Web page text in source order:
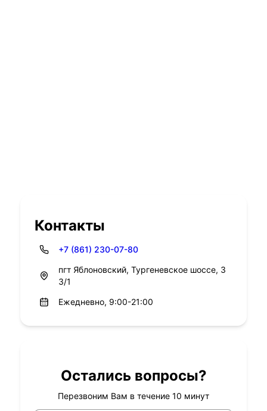
Контакты
+7 (861) 230-07-80
пгт Яблоновский, Тургеневское шоссе, 3
3/1
Ежедневно, 9:00-21:00
Остались вопросы?
Перезвоним Вам в течение 10 минут